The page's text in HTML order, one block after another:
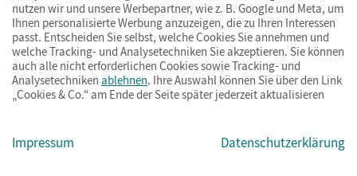
trainiert, sondern auch die rechte Gehirnhälfte, die
für Kreativität und Intuition zuständig ist. In
sicherem Rahmen lassen sich so auchintensive
Diskussionen erproben, die wiederum die
Argumentations- und Entscheidungsfähigkeit
in der Gruppe das Einhalten von und den Umgang
nutzen wir und unsere Werbepartner, wie z. B. Google und Meta, um
Ihnen personalisierte Werbung anzuzeigen, die zu Ihren Interessen
passt. Entscheiden Sie selbst, welche Cookies Sie annehmen und
welche Tracking- und Analysetechniken Sie akzeptieren. Sie können
auch alle nicht erforderlichen Cookies sowie Tracking- und
Analysetechniken ablehnen. Ihre Auswahl können Sie über den Link
„Cookies & Co.“ am Ende der Seite später jederzeit aktualisieren
Impressum Datenschutzerklärung